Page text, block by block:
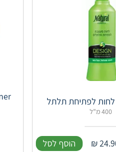
400 מ"ל
₪ הוסף לסל